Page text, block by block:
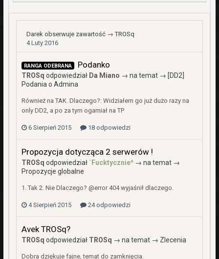
Darekobserwuje zawartość →TROSq
4 Luty 2016
RANGA ODEBRANA Podanko
TROSq odpowiedział Da Miano → na temat → [DD2]
Podania o Admina
Również na TAK. Dlaczego?: Widziałem go już dużo razy na
only DD2, a po za tym ogarniał na TP
6 Sierpień 2015 18 odpowiedzi
Propozycja dotycząca 2 serwerów !
TROSq odpowiedział `Fucktycznie^→ na temat →
Propozycje globalne
1. Tak 2. Nie Dlaczego? @error 404 wyjaśnił dlaczego.
4 Sierpień 2015 24 odpowiedzi
Avek TROSq?
TROSq odpowiedział TROSq → na temat → Zlecenia
Dobra dziękuje fajne, temat do zamknięcia.